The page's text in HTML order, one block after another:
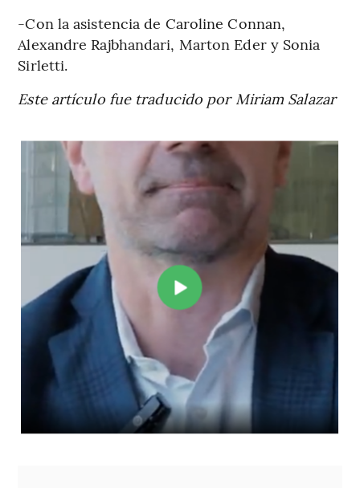
-Con la asistencia de Caroline Connan,
Alexandre Rajbhandari, Marton Eder y Sonia
Sirletti.
Este artículo fue traducido por Miriam Salazar